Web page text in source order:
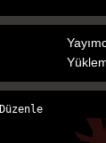
Düzenle